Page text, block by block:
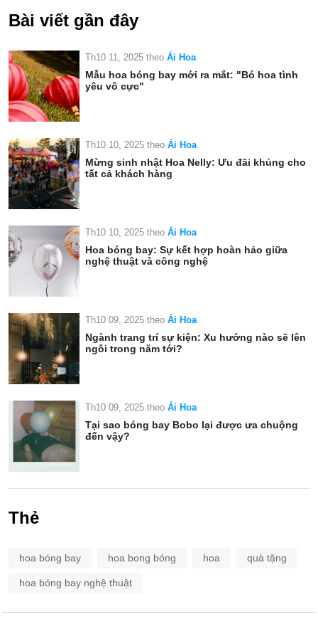
Bài viết gần đây
Th10 11, 2025 theo Ái Hoa
Mẫu hoa bóng bay mới ra mắt: "Bó hoa tình
yêu vô cực"
Th10 10, 2025 theo Ái Hoa
Mừng sinh nhật Hoa Nelly: Ưu đãi khủng cho
tất cả khách hàng
Th10 10, 2025 theo Ái Hoa
Hoa bóng bay: Sự kết hợp hoàn hảo giữa
nghệ thuật và công nghệ
Th10 09, 2025 theo Ái Hoa
Ngành trang trí sự kiện: Xu hướng nào sẽ lên
ngôi trong năm tới?
Th10 09, 2025 theo Ái Hoa
Tại sao bóng bay Bobo lại được ưa chuộng
đến vậy?
Thẻ
hoa bóng bay hoa bong bóng hoa quà tặng
hoa bóng bay nghệ thuật